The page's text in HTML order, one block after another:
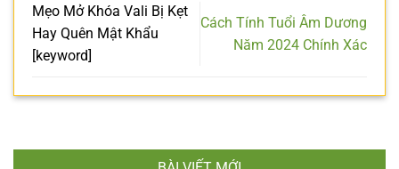
Mẹo Mở Khóa Vali Bị Kẹt
Hay Quên Mật Khẩu
[keyword]
Cách Tính Tuổi Âm Dương
Năm 2024 Chính Xác